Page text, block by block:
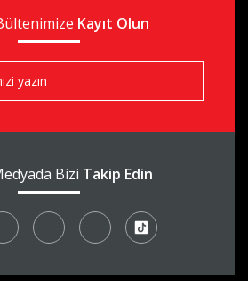
Kayıt Olun
Bizi Takip Edin